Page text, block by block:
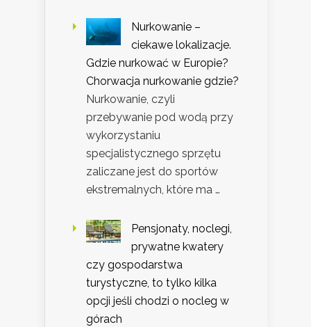
Nurkowanie –
ciekawe lokalizacje.
Gdzie nurkować w Europie?
Chorwacja nurkowanie gdzie?
Nurkowanie, czyli
przebywanie pod wodą przy
wykorzystaniu
specjalistycznego sprzętu
zaliczane jest do sportów
ekstremalnych, które ma …
Pensjonaty, noclegi,
prywatne kwatery
czy gospodarstwa
turystyczne, to tylko kilka
opcji jeśli chodzi o nocleg w
górach